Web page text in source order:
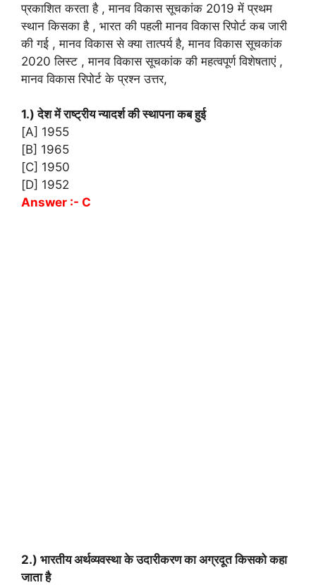
प्रकाशित करता है , मानव विकास सूचकांक 2019 में प्रथम
स्थान किसका है , भारत की पहली मानव विकास रिपोर्ट कब जारी
की गई , मानव विकास से क्या तात्पर्य है, मानव विकास सूचकांक
2020 लिस्ट , मानव विकास सूचकांक की महत्वपूर्ण विशेषताएं ,
मानव विकास रिपोर्ट के प्रश्न उत्तर,
1.) देश में राष्ट्रीय न्यादर्श की स्थापना कब हुई
[A] 1955
[B] 1965
[C] 1950
[D] 1952
Answer :- C
2.) भारतीय अर्थव्यवस्था के उदारीकरण का अग्रदूत किसको कहा
जाता है